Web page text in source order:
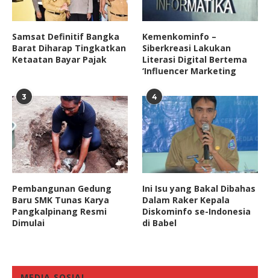
Samsat Definitif Bangka
Barat Diharap Tingkatkan
Ketaatan Bayar Pajak
Kemenkominfo –
Siberkreasi Lakukan
Literasi Digital Bertema
‘Influencer Marketing
3
Pembangunan Gedung
Baru SMK Tunas Karya
Pangkalpinang Resmi
Dimulai
4
Ini Isu yang Bakal Dibahas
Dalam Raker Kepala
Diskominfo se-Indonesia
di Babel